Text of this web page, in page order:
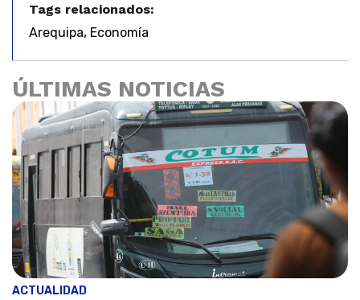
Tags relacionados:
Arequipa, Economía
ÚLTIMAS NOTICIAS
ACTUALIDAD